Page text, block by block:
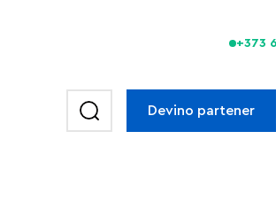
+373
Devino partener